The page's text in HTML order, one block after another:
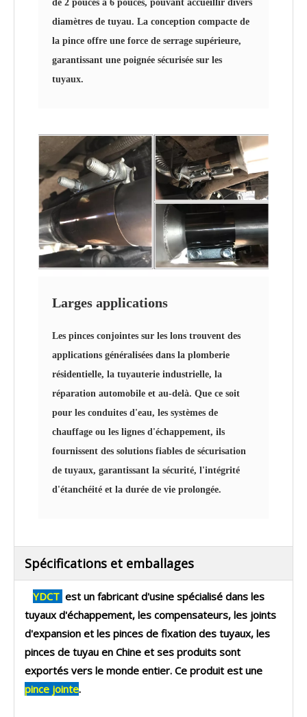
de 2 pouces à 6 pouces, pouvant accueillir divers
diamètres de tuyau. La conception compacte de
la pince offre une force de serrage supérieure,
garantissant une poignée sécurisée sur les
tuyaux.
Larges applications
Les pinces conjointes sur les lons trouvent des
applications généralisées dans la plomberie
résidentielle, la tuyauterie industrielle, la
réparation automobile et au-delà. Que ce soit
pour les conduites d'eau, les systèmes de
chauffage ou les lignes d'échappement, ils
fournissent des solutions fiables de sécurisation
de tuyaux, garantissant la sécurité, l'intégrité
d'étanchéité et la durée de vie prolongée.
Spécifications et emballages
YDCT est un fabricant d'usine spécialisé dans les
tuyaux d'échappement, les compensateurs, les joints
d'expansion et les pinces de fixation des tuyaux, les
pinces de tuyau en Chine et ses produits sont
exportés vers le monde entier. Ce produit est une
pince jointe.